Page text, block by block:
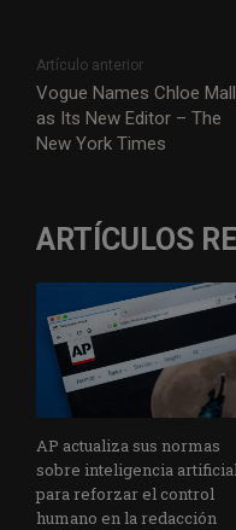
Artículo anterior
Vogue Names Chloe
as Its New Editor – The
New York Times
ARTÍCULOS
AP actualiza sus normas
sobre inteligencia
para reforzar el control
humano en la redacción